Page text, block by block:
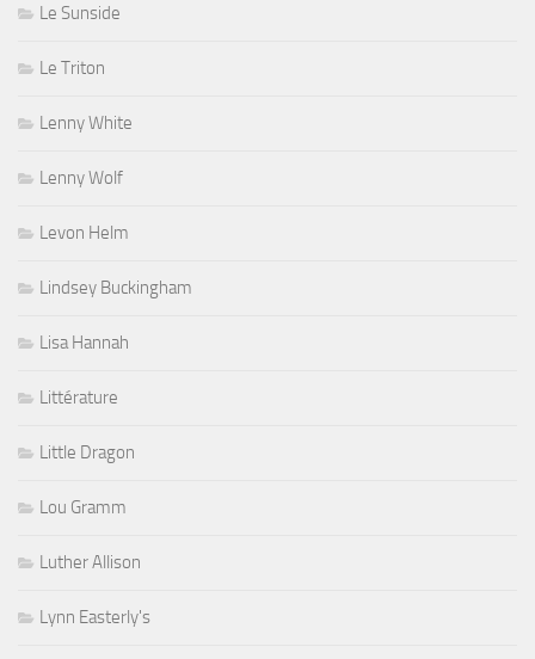
Le Sunside
Le Triton
Lenny White
Lenny Wolf
Levon Helm
Lindsey Buckingham
Lisa Hannah
Littérature
Little Dragon
Lou Gramm
Luther Allison
Lynn Easterly's